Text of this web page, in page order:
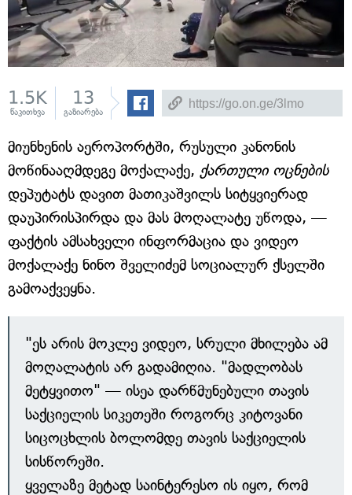
1.5K
წაკითხვა
13
გაზიარება
მიუნხენის აეროპორტში, რუსული კანონის
მოწინააღმდეგე მოქალაქე, ქართული ოცნების
დეპუტატს დავით მათიკაშვილს სიტყვიერად
დაუპირისპირდა და მას მოღალატე უწოდა, —
ფაქტის ამსახველი ინფორმაცია და ვიდეო
მოქალაქე ნინო შველიძემ სოციალურ ქსელში
გამოაქვეყნა.
"ეს არის მოკლე ვიდეო, სრული მხილება ამ
მოღალატის არ გადამიღია. "მადლობას
მეტყვითო" — ისეა დარწმუნებული თავის
საქციელის სიკეთეში როგორც კიტოვანი
სიცოცხლის ბოლომდე თავის საქციელის
სისწორეში.
ყველაზე მეტად საინტერესო ის იყო, რომ